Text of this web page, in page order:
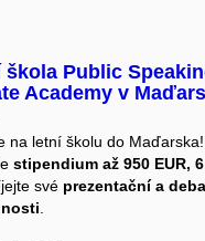
škola Public
Academy v
na letní školu do Maďarska!
stipendium až 950 EUR, 6
své prezentační a